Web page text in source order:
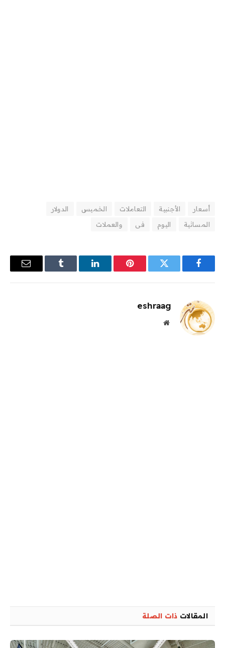
أسعار الأجنبية التعاملات الخميس
الدولار
المسائية
اليوم فى والعملات
فيسبوك تويتر بينتيريستلينكدإن Tumblr
البريد
eshraag
موقع
المقالات ذات الصلة